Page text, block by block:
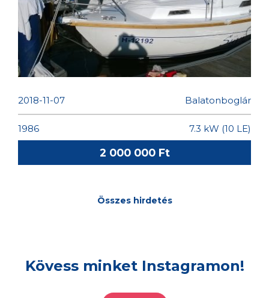
REBELL SEASKIP 25 LÁBAS
VITORLÁS ELADÓ
2018-11-07 Balatonboglár
1986 7.3 kW (10 LE)
2 000 000 Ft
Összes hirdetés
Kövess minket Instagramon!